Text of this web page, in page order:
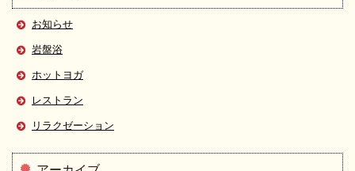
お知らせ
岩盤浴
ホットヨガ
レストラン
リラクゼーション